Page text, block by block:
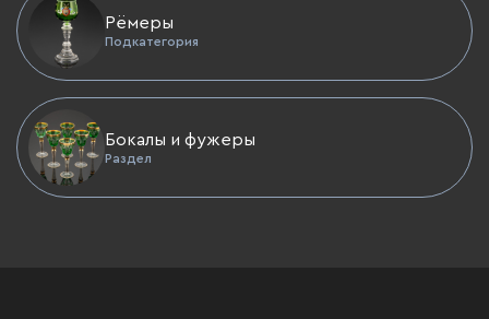
Рёмеры
Подкатегория
Бокалы и фужеры
Раздел